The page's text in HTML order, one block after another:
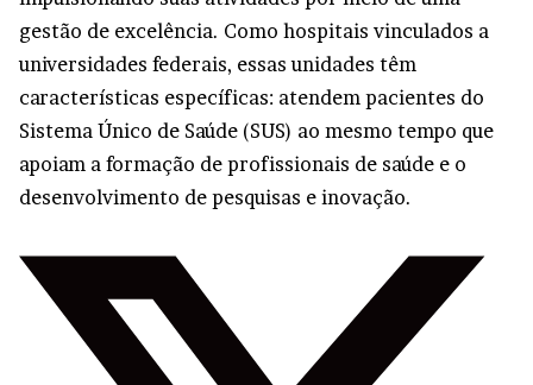
gestão de excelência. Como hospitais vinculados a
universidades federais, essas unidades têm
características específicas: atendem pacientes do
Sistema Único de Saúde (SUS) ao mesmo tempo que
apoiam a formação de profissionais de saúde e o
desenvolvimento de pesquisas e inovação.